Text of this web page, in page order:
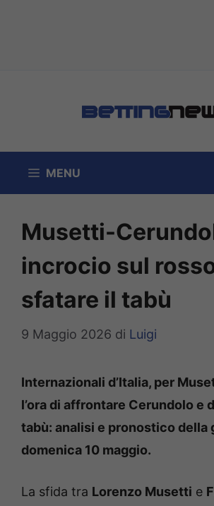
MENU
Musetti-
incrocio sul
sfatare il tabù
9 Maggio 2026 di Luigi
Internazionali d’Italia, per
l’ora di affrontare Cerundolo e
tabù: analisi e pronostico della
domenica 10 maggio.
La sfida tra Lorenzo Musetti e